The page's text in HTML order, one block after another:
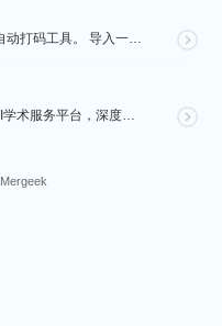
自定义超准确的 AI 头像 / 昵称自动打码工具。 导入一张微信聊天截图，或者抖音/小红书/微博评论...
沁言学术是全球领先的全流程AI学术服务平台，深度赋能从选题构思、文献检索、文献阅读、文献管理到辅助写...
Mergeek